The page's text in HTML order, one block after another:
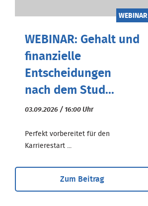
WEBINAR
WEBINAR: Gehalt und
finanzielle
Entscheidungen
nach dem Stud...
03.09.2026 / 16:00 Uhr
Perfekt vorbereitet für den
Karrierestart ...
Zum Beitrag